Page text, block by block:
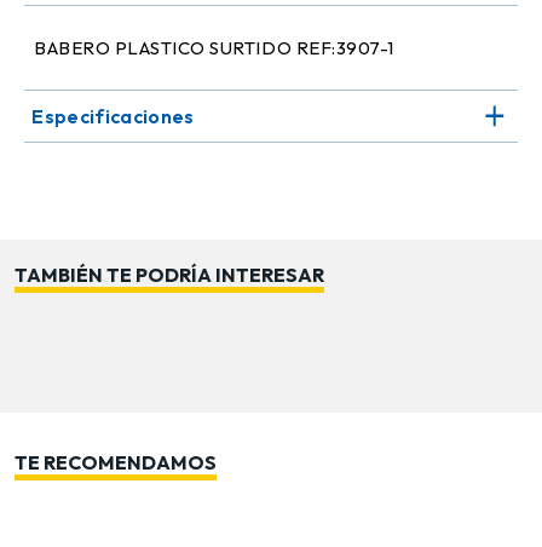
BABERO PLASTICO SURTIDO REF:3907-1
Especificaciones
TAMBIÉN TE PODRÍA INTERESAR
TE RECOMENDAMOS